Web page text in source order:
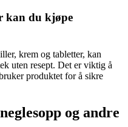
kan du kjøpe
krem og tabletter, kan
uten resept. Det er viktig å
produktet for å sikre
og andre